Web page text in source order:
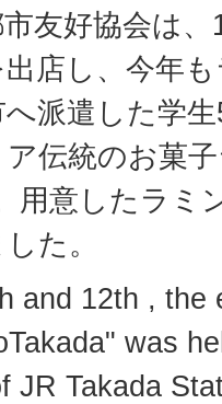
友好協会は
出店し、今年
派遣した学
伝統のお菓
用意したラミ
た。
and 12th , the
was
JR Takada